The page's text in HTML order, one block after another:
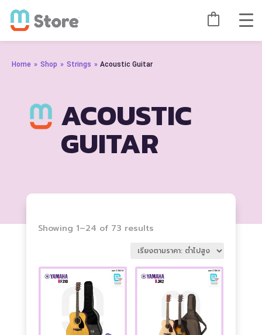
Home » Shop » Strings » Acoustic Guitar
ACOUSTIC
GUITAR
Showing 1–24 of 73 resultsSorted
price:
to
high